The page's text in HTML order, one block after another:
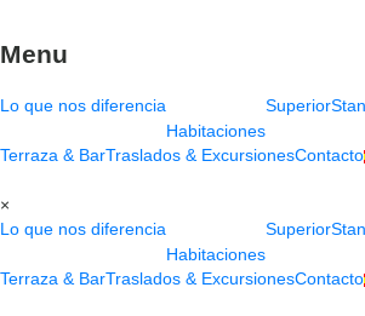
Menu
Lo que nos diferencia
Habitaciones
Superior
Terraza & BarTraslados & ExcursionesContacto
×
Lo que nos diferencia
Habitaciones
Superior
Terraza & BarTraslados & ExcursionesContacto